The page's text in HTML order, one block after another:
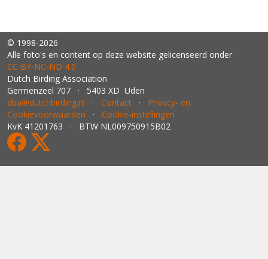
© 1998-2026
Alle foto's en content op deze website gelicenseerd onder
CC BY‑NC‑ND 4.0
Dutch Birding Association
Germenzeel 707 · 5403 XD Uden
dba@dutchbirding.nl · Contact · Privacy- en
Cookievoorwaarden · Cookie-instellingen
KvK 41201763 · BTW NL009750915B02